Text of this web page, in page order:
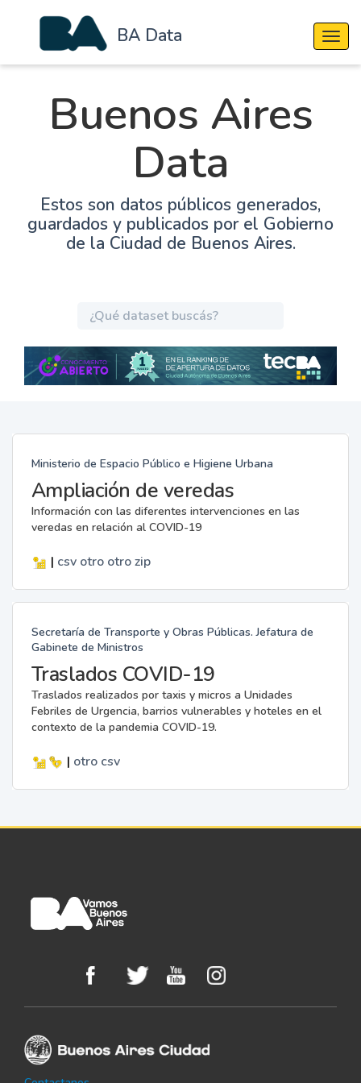
BA Data
Buenos Aires
Data
Estos son datos públicos generados,
guardados y publicados por el Gobierno
de la Ciudad de Buenos Aires.
Ministerio de Espacio Público e Higiene Urbana
Ampliación de veredas
Información con las diferentes intervenciones en las
veredas en relación al COVID-19
| csv otro otro zip
Secretaría de Transporte y Obras Públicas. Jefatura de
Gabinete de Ministros
Traslados COVID-19
Traslados realizados por taxis y micros a Unidades
Febriles de Urgencia, barrios vulnerables y hoteles en el
contexto de la pandemia COVID-19.
| otro csv